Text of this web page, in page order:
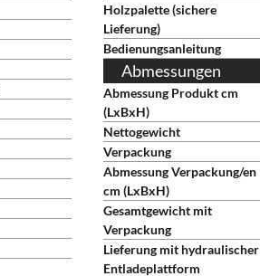
Holzpalette (sichere
Lieferung)
Bedienungsanleitung
Abmessungen
Abmessung Produkt cm
(LxBxH)
Nettogewicht
Verpackung
Abmessung Verpackung/en
cm (LxBxH)
Gesamtgewicht mit
Verpackung
Lieferung mit hydraulischer
Entladeplattform